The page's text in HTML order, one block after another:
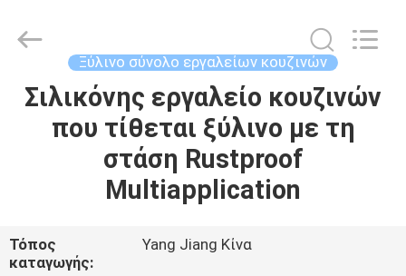
ΣΠΊΤΙ
ΠΡΟΪΌΝΤΑ
ΕΜΕΊΣ
Trading
Co.,Ltd..
Reserved.
Ξύλινο σύνολο εργαλείων κουζινών
Σιλικόνης εργαλείο κουζινών
που τίθεται ξύλινο με τη
στάση Rustproof
Multiapplication
Τόπος
καταγωγής:
Yang Jiang Κίνα